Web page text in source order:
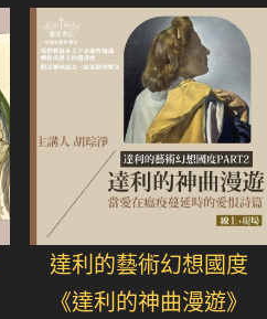
達利的藝術幻想國度
《達利的神曲漫遊》